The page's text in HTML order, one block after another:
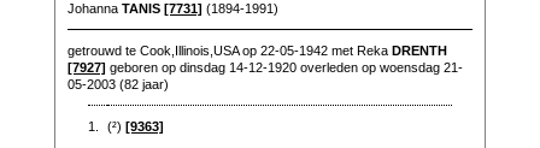
Johanna TANIS [7731] (1894-1991)
getrouwd te Cook,Illinois,USA op 22-05-1942 met Reka DRENTH
[7927] geboren op dinsdag 14-12-1920 overleden op woensdag 21-
05-2003 (82 jaar)
1. (²)[9363]